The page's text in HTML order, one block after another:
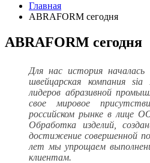
Главная
ABRAFORM сегодня
ABRAFORM сегодня
Для нас история началась
швейцарская компания
лидеров абразивной
свое мировое
российском рынке в лице
Обработка изделий,
достижение совершенной
лет мы упрощаем
клиентам.